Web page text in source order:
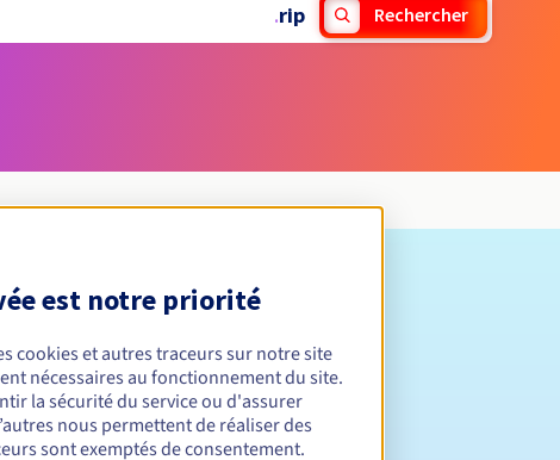
.rip Rechercher
d'éligibilité
restriction géographique.
est notre priorité
cookies et autres traceurs sur notre site
nécessaires au fonctionnement du site.
la sécurité du service ou d'assurer
nous permettent de réaliser des
sont exemptés de consentement.